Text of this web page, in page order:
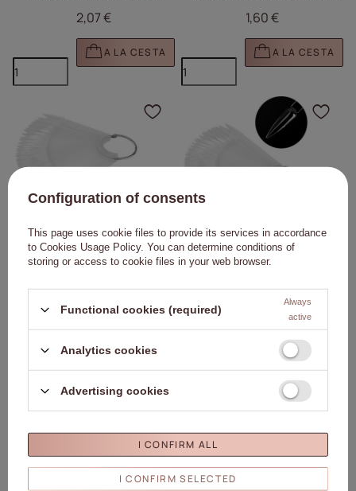
transparente, 50 unidades
2,07 €
A LA CESTA
1,60 €
A LA CESTA
Muestra de pinceles para ruedas de
geles, esmaltes híbridos y polvos,
transparente, 40 unidades, mate
A LA CESTA
Haga clic para añadir
Muestra de puntas para rueda de
geles, esmaltes híbridos y polvos,
transparente, 50 unidades
A LA CESTA
Haga clic para añadir
NUESTRO BESTSELLER
Configuration of consents
This page uses cookie files to provide its services in accordance
to Cookies Usage Policy. You can determine conditions of
storing or access to cookie files in your web browser.
Functional cookies (required)
Always
active
Analytics cookies
Advertising cookies
I CONFIRM SELECTED
I CONFIRM ALL